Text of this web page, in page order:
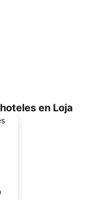
en Loja